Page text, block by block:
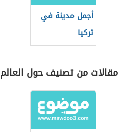
أجمل مدينة في
تركيا
مقالات من تصنيف حول العالم